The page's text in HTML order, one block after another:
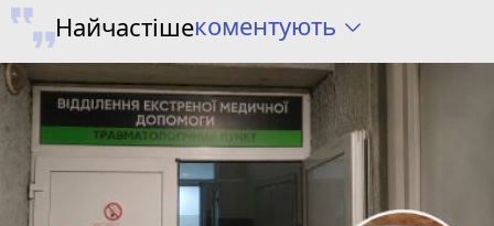
Найчастішекоментують